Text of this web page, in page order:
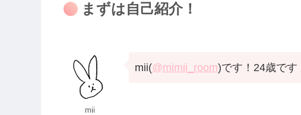
まずは自己紹介！
mii
mii(@mimii_room)です！24歳です